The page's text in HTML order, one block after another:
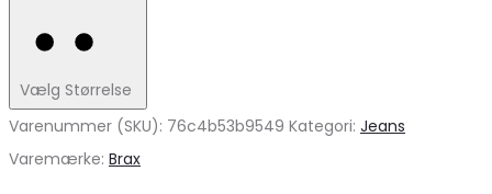
999 kr..
Vælg Størrelse
Varenummer (SKU): 76c4b53b9549 Kategori: Jeans
Varemærke: Brax